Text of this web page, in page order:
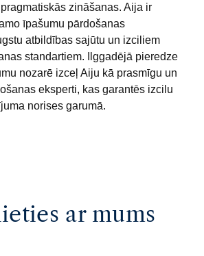
zināšanas. Aija ir
īpašumu pārdošanas
atbildības sajūtu un izciliem
standartiem. Ilggadējā pieredze
nozarē izceļ Aiju kā prasmīgu un
eksperti, kas garantēs izcilu
norises garumā.
ar mums